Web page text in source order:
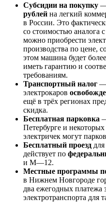
Субсидии на покупку
рублей на легкий
в России. Это
со стоимостью аналога
можно приобрести
производства по цене,
этом машина будет
иметь гарантию и
требованиям.
Транспортный налог —
электрокаров
ещё в трёх регионах
скидка.
Бесплатная парковка
Петербурге и
электричек могут
Бесплатный проезд
действует по
и М—12.
Местные программы
в Нижнем Новгороде
два ежегодных платежа
электротранспорта для